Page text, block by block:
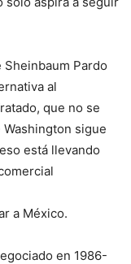
Pardo
al
que no se
sigue
está llevando
a México.
en 1986-